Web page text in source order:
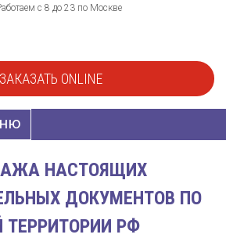
с 8 до 23 по Москве
ЗАКАЗАТЬ ONLINE
НАСТОЯЩИХ
ДОКУМЕНТОВ ПО
ТЕРРИТОРИИ РФ